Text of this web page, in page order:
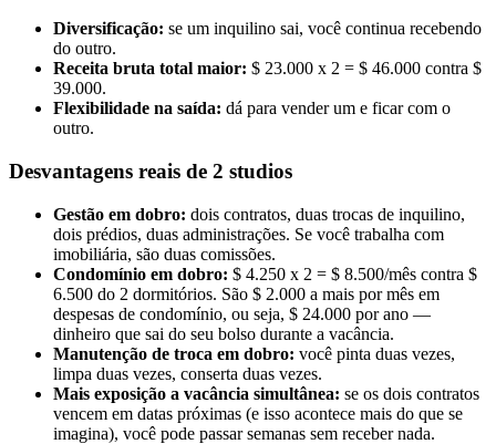
Diversificação: se um inquilino sai, você continua recebendo
do outro.
Receita bruta total maior: $ 23.000 x 2 = $ 46.000 contra $
39.000.
Flexibilidade na saída: dá para vender um e ficar com o
outro.
Desvantagens reais de 2 studios
Gestão em dobro: dois contratos, duas trocas de inquilino,
dois prédios, duas administrações. Se você trabalha com
imobiliária, são duas comissões.
Condomínio em dobro: $ 4.250 x 2 = $ 8.500/mês contra $
6.500 do 2 dormitórios. São $ 2.000 a mais por mês em
despesas de condomínio, ou seja, $ 24.000 por ano —
dinheiro que sai do seu bolso durante a vacância.
Manutenção de troca em dobro: você pinta duas vezes,
limpa duas vezes, conserta duas vezes.
Mais exposição a vacância simultânea: se os dois contratos
vencem em datas próximas (e isso acontece mais do que se
imagina), você pode passar semanas sem receber nada.